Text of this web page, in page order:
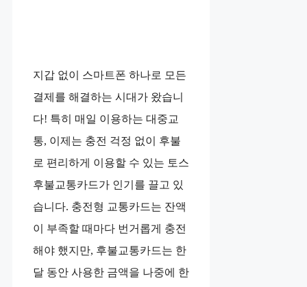
지갑 없이 스마트폰 하나로 모든
결제를 해결하는 시대가 왔습니
다! 특히 매일 이용하는 대중교
통, 이제는 충전 걱정 없이 후불
로 편리하게 이용할 수 있는 토스
후불교통카드가 인기를 끌고 있
습니다. 충전형 교통카드는 잔액
이 부족할 때마다 번거롭게 충전
해야 했지만, 후불교통카드는 한
달 동안 사용한 금액을 나중에 한